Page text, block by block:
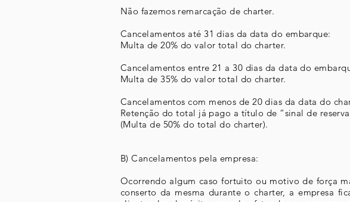
Não fazemos remarcação de charter.
Cancelamentos até 31 dias da data do embarque:
Multa de 20% do valor total do charter.
Cancelamentos entre 21 a 30 dias da data do
Multa de 35% do valor total do charter.
Cancelamentos com menos de 20 dias da data do
Retenção do total já pago a título de “sinal de
(Multa de 50% do total do charter).
B) Cancelamentos pela empresa:
Ocorrendo algum caso fortuito ou motivo de força
conserto da mesma durante o charter, a empresa